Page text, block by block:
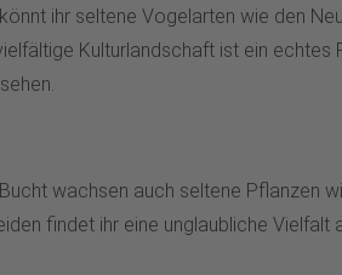
ihr seltene Vogelarten wie den
Kulturlandschaft ist ein
wachsen auch seltene Pflanzen
findet ihr eine unglaubliche